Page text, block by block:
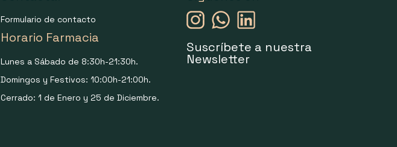
Formulario de contacto
Horario Farmacia
Lunes a Sábado de 8:30h-21:30h.
Domingos y Festivos: 10:00h-21:00h.
Cerrado: 1 de Enero y 25 de Diciembre.
Suscríbete a nuestra
Newsletter